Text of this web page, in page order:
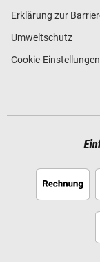
Erklärung zur
Umweltschutz
Cookie-Einstellungen